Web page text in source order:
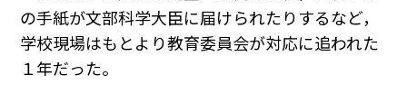
の手紙が文部科学大臣に届けられたりするなど，
学校現場はもとより教育委員会が対応に追われた
１年だった。